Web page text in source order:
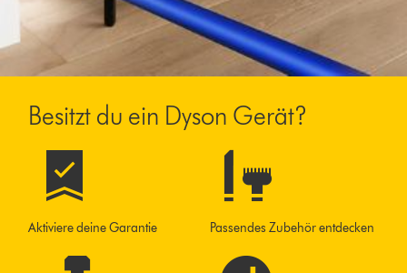
Besitzt du ein Dyson Gerät?
Aktiviere deine Garantie Passendes Zubehör entdecken